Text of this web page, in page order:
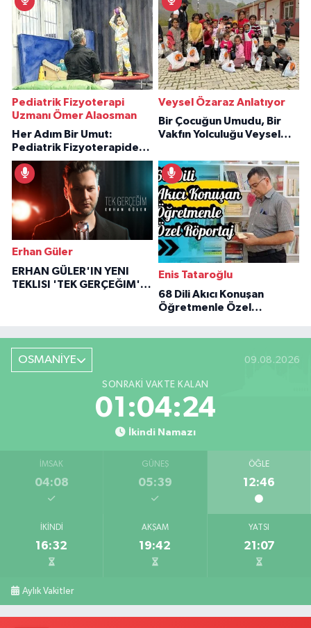
Pediatrik Fizyoterapi
Uzmanı Ömer Alaosman
Her Adım Bir Umut:
Pediatrik Fizyoterapiden
İlham Veren Hikâyeler
Veysel Özaraz Anlatıyor
Bir Çocuğun Umudu, Bir
Vakfın Yolculuğu Veysel
Erhan Güler
ERHAN GÜLER'IN YENI
TEKLISI 'TEK GERÇEĞIM'LE
Enis Tataroğlu
68 Dili Akıcı Konuşan
Öğretmenle Özel
OSMANİYE 09.08.2026
SONRAKI VAKTE KALAN
01:04:23
İkindi Namazı
İMSAK
04:08
GÜNEŞ
05:39
ÖĞLE
12:46
İKINDI
16:32
AKŞAM
19:42
YATSI
21:07
Aylık Vakitler